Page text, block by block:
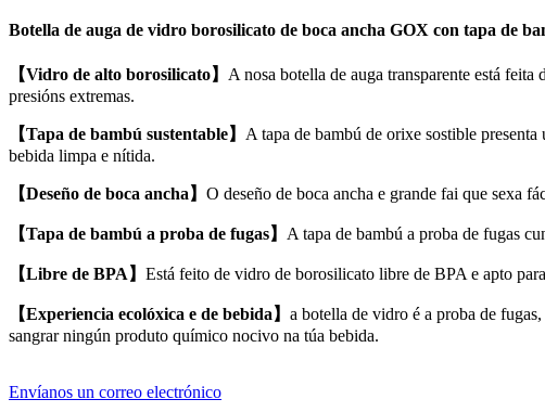
Botella de auga de vidro borosilicato de boca ancha GOX con tapa de
【Vidro de alto borosilicato】 A nosa botella de auga transparente está
presións extremas.
【Tapa de bambú sustentable】 A tapa de bambú de orixe sostible
bebida limpa e nítida.
【Deseño de boca ancha】 O deseño de boca ancha e grande fai que sexa
【Tapa de bambú a proba de fugas】 A tapa de bambú a proba de fugas
【Libre de BPA】 Está feito de vidro de borosilicato libre de BPA e apto
【Experiencia ecolóxica e de bebida】 a botella de vidro é a proba de
sangrar ningún produto químico nocivo na túa bebida.
Envíanos un correo electrónico